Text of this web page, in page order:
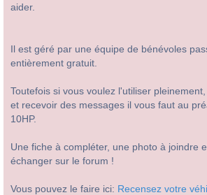
aider.
Il est géré par une équipe de bénévoles
entièrement gratuit.
Toutefois si vous voulez l'utiliser
et recevoir des messages il vous faut au
10HP.
Une fiche à compléter, une photo à joindre
échanger sur le forum !
Vous pouvez le faire ici: Recensez votre